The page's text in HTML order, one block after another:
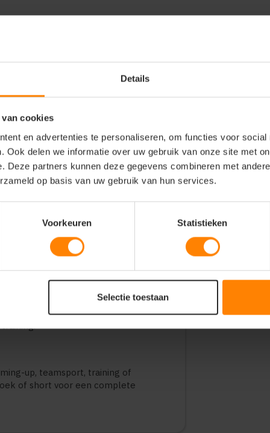
Details
van cookies
en advertenties te personaliseren, om functies voor social
Ook delen we informatie over uw gebruik van onze site met
Deze partners kunnen deze gegevens combineren met
op basis van uw gebruik van hun services.
Voorkeuren Statistieken
Selectie toestaan
all-round sportjas ontworpen voor
comfort, stijl en technische kwaliteit.
polyester / 10% elastaan
strategisch geplaatstemesh-panelen ,
of intensieve momenten.
aan de zijkant, waardoor kleine
trainingen of warming-up.
in maten zoals 122/128 tot
door het effen uiterlijk en
90% polyester / 10% elastaan —
opbergruimte.
up, teamsport, training of
of short voor een complete